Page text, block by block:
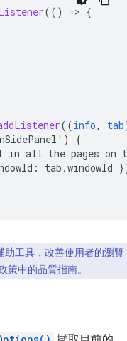
(() => {
((info, tab
{
in all the pages on
: tab .windowId }
工具，改善使用者的瀏覽
策中的品質指南。